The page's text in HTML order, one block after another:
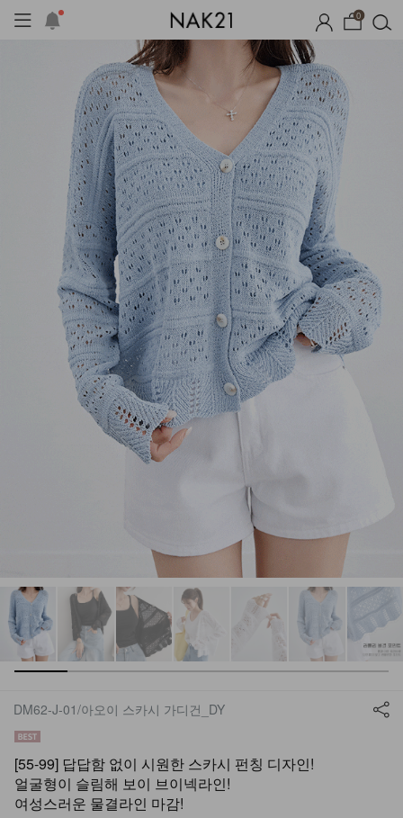
0
1+1 기획세트 자체제작 여름 잠옷
DM62-J-01/아오이 스카시 가디건_DY
[55-99] 답답함 없이 시원한 스카시 펀칭 디자인!
얼굴형이 슬림해 보이 브이넥라인!
여성스러운 물결라인 마감!